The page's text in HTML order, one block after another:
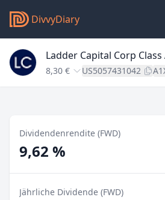
DivvyDiary
Ladder Capital Corp Class
8,30 € US5057431042
Dividendenrendite (FWD)
9,62 %
Jährliche Dividende (FWD)